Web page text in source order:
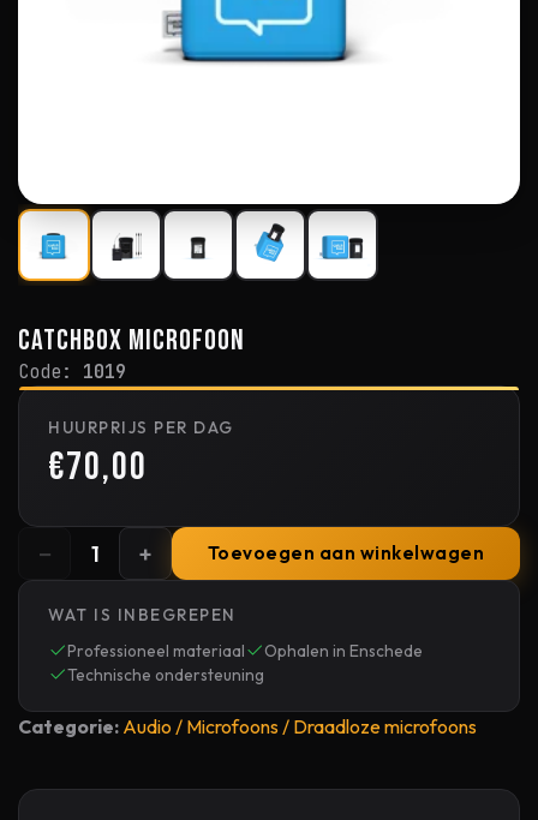
CatchBox microfoon
Code: 1019
HUURPRIJS PER DAG
€70,00
− 1 + Toevoegen aan winkelwagen
WAT IS INBEGREPEN
Professioneel materiaal
Ophalen in Enschede
Technische ondersteuning
Categorie: Audio / Microfoons / Draadloze microfoons